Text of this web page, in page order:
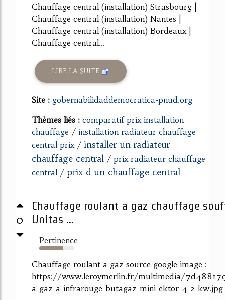
Chauffage central (installation) Strasbourg |
Chauffage central (installation) Nantes |
Chauffage central (installation) Bordeaux |
Chauffage central...
LIRE LA SUITE
Site : gobernabilidaddemocratica-pnud.org
Thèmes liés : comparatif prix installation
chauffage / installation radiateur chauffage
central prix / installer un radiateur
chauffage central / prix radiateur chauffage
central / prix d un chauffage central
0
Chauffage roulant a gaz chauffage
Unitas ...
Pertinence
68%
Chauffage roulant a gaz source google image :
https://www.leroymerlin.fr/multimedia/
a-gaz-a-infrarouge-butagaz-mini-ektor-4-2-kw.jpg